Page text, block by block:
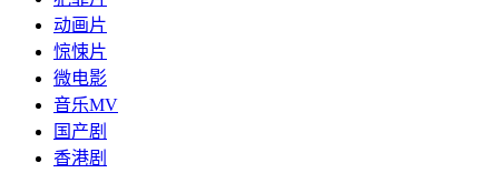
动画片
惊悚片
微电影
音乐MV
国产剧
香港剧